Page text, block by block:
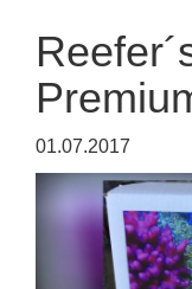
01.07.2017